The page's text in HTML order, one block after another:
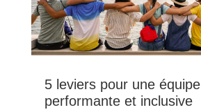
5 leviers pour une équipe
performante et inclusive